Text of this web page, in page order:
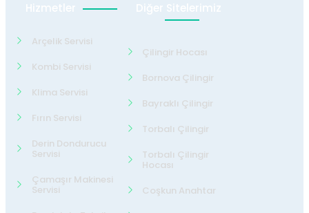
Hizmetler
Arçelik Servisi
Kombi Servisi
Klima Servisi
Fırın Servisi
Derin Dondurucu
Servisi
Çamaşır Makinesi
Servisi
Diğer Sitelerimiz
Çilingir Hocası
Bornova Çilingir
Bayraklı Çilingir
Torbalı Çilingir
Torbalı Çilingir
Hocası
Coşkun Anahtar